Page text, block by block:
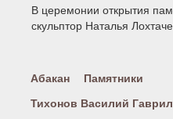
В церемонии открытия
скульптор Наталья
Абакан
Памятники
Тихонов Василий